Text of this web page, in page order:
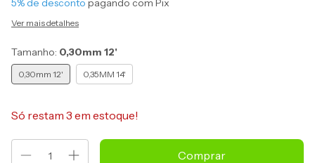
5% de desconto pagando com Pix
Ver mais detalhes
Tamanho: 0,30mm 12'
0,30mm 12' 0,35MM 14'
Só restam 3 em estoque!